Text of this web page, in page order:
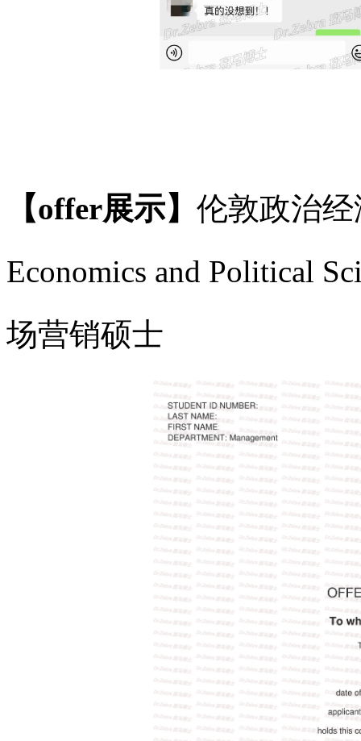
【offer展示】 伦敦政治经
Economics and Political
场营销硕士